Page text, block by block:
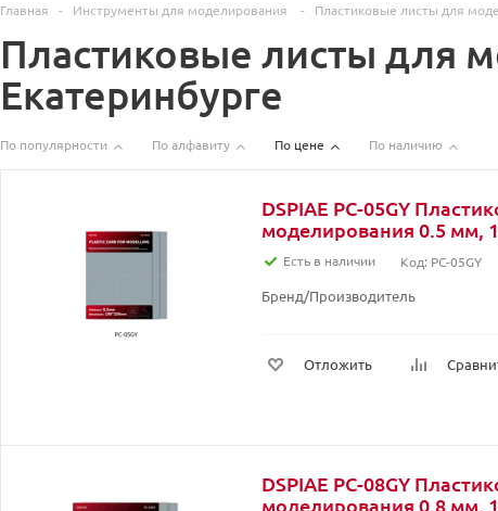
Главная - Инструменты для моделирования - Пластиковые листы для
Пластиковые листы для
Екатеринбурге
По популярности По алфавиту По цене По наличию
DSPIAE PC-05GY
моделирования 0.5 мм,
Есть в наличии Код: PC-05GY
Бренд/Производитель
Отложить
DSPIAE PC-08GY
моделирования 0.8 мм,